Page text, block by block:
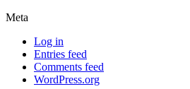
Meta
Log in
Entries feed
Comments feed
WordPress.org